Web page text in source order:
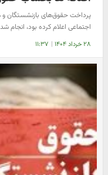
پرداخت حقوق‌های بازنشستگان و
اجتماعی اعلام کرده بود، انجام
۲۸ خرداد ۱۴۰۴ | ۱۱:۳۷